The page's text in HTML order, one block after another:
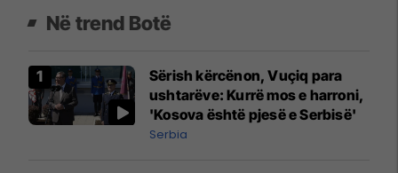
Në trend Botë
Sërish kërcënon, Vuçiq para
ushtarëve: Kurrë mos e harroni,
'Kosova është pjesë e Serbisë'
Serbia